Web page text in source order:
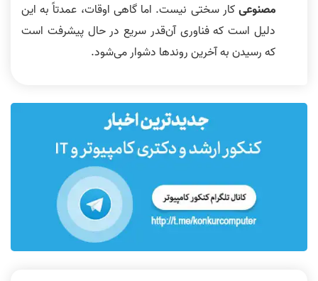
مصنوعیکار سختی نیست. اما گاهی اوقات، عمدتاً به این
دلیل است که فناوری آن‌قدر سریع در حال پیشرفت است
که رسیدن به آخرین روندها دشوار می‌شود.